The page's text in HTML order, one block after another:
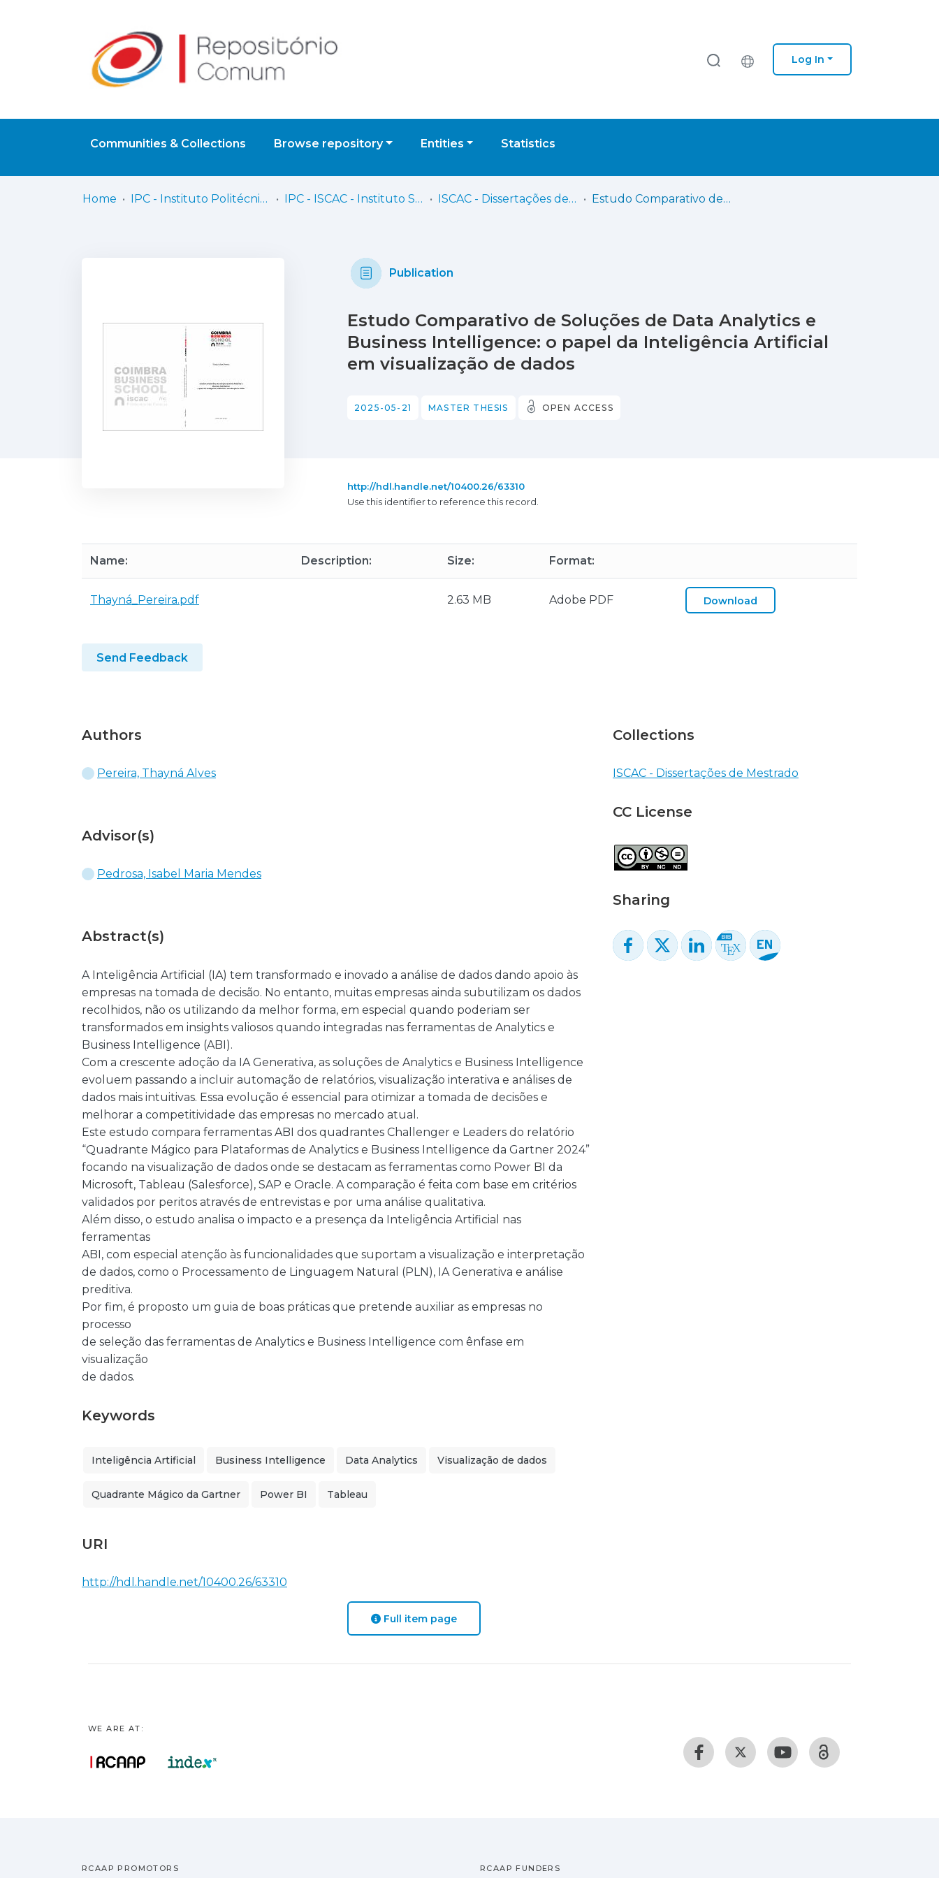
Log In
Communities & Collections Browse repository Entities Statistics
Home IPC - Instituto Politécnico de Coimbra IPC - ISCAC - Instituto Superior de Contabilidade e Administração de Coimbra ISCAC - Dissertações de Mestrado Estudo Comparativo de Soluções de Data Analytics e Business Intelligence: o papel da Inteligência Artificial em visualização de dados
Publication
Estudo Comparativo de Soluções de Data Analytics e
Business Intelligence: o papel da Inteligência Artificial
em visualização de dados
2025-05-21 MASTER THESIS OPEN ACCESS
http://hdl.handle.net/10400.26/63310
Use this identifier to reference this record.
Name: Description: Size: Format:
Thayná_Pereira.pdf 2.63 MB Adobe PDF Download
Send Feedback
Authors
Pereira, Thayná Alves
Advisor(s)
Pedrosa, Isabel Maria Mendes
Abstract(s)
A Inteligência Artificial (IA) tem transformado e inovado a análise de dados dando apoio às
empresas na tomada de decisão. No entanto, muitas empresas ainda subutilizam os dados
recolhidos, não os utilizando da melhor forma, em especial quando poderiam ser
transformados em insights valiosos quando integradas nas ferramentas de Analytics e
Business Intelligence (ABI).
Com a crescente adoção da IA Generativa, as soluções de Analytics e Business Intelligence
evoluem passando a incluir automação de relatórios, visualização interativa e análises de
dados mais intuitivas. Essa evolução é essencial para otimizar a tomada de decisões e
melhorar a competitividade das empresas no mercado atual.
Este estudo compara ferramentas ABI dos quadrantes Challenger e Leaders do relatório
“Quadrante Mágico para Plataformas de Analytics e Business Intelligence da Gartner 2024”
focando na visualização de dados onde se destacam as ferramentas como Power BI da
Microsoft, Tableau (Salesforce), SAP e Oracle. A comparação é feita com base em critérios
validados por peritos através de entrevistas e por uma análise qualitativa.
Além disso, o estudo analisa o impacto e a presença da Inteligência Artificial nas
ferramentas
ABI, com especial atenção às funcionalidades que suportam a visualização e interpretação
de dados, como o Processamento de Linguagem Natural (PLN), IA Generativa e análise
preditiva.
Por fim, é proposto um guia de boas práticas que pretende auxiliar as empresas no
processo
de seleção das ferramentas de Analytics e Business Intelligence com ênfase em
visualização
de dados.
Keywords
Inteligência Artificial Business Intelligence Data Analytics Visualização de dados
Quadrante Mágico da Gartner Power BI Tableau
URI
http://hdl.handle.net/10400.26/63310
Collections
ISCAC - Dissertações de Mestrado
CC License
Sharing
Full item page
WE ARE AT:
RCAAP PROMOTORS RCAAP FUNDERS